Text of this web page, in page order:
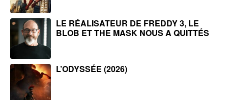
LE RÉALISATEUR DE FREDDY 3, LE
BLOB ET THE MASK NOUS A QUITTÉS
L’ODYSSÉE (2026)